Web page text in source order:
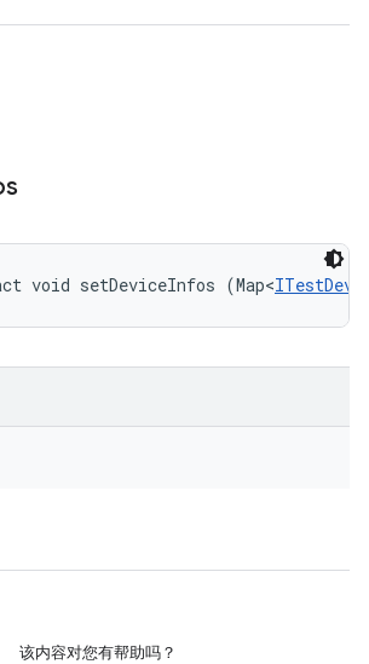
void setDeviceInfos (Map<
该内容对您有帮助吗？